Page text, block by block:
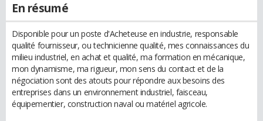
En résumé
Disponible pour un poste d'Acheteuse en industrie, responsable
qualité fournisseur, ou technicienne qualité, mes connaissances du
milieu industriel, en achat et qualité, ma formation en mécanique,
mon dynamisme, ma rigueur, mon sens du contact et de la
négociation sont des atouts pour répondre aux besoins des
entreprises dans un environnement industriel, faisceau,
équipementier, construction naval ou matériel agricole.